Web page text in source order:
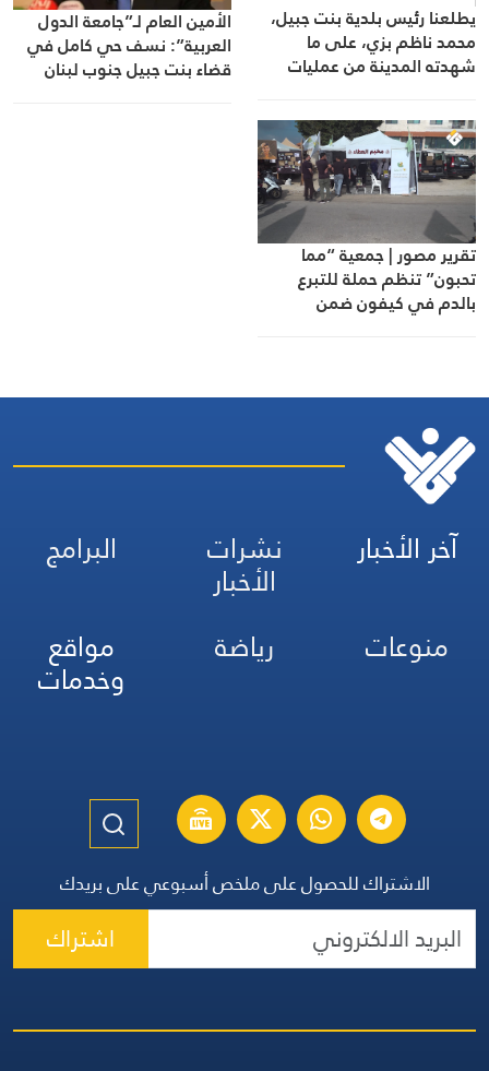
يطلعنا رئيس بلدية بنت جبيل،
محمد ناظم بزي، على ما
شهدته المدينة من عمليات
الإسرائيلية، وحجم الأضرار التي
لحقت بها.
الأمين العام لـ”جامعة الدول
العربية”: نسف حي كامل في
قضاء بنت جبيل جنوب لبنان
تقرير مصور | جمعية “مما
تحبون” تنظم حملة للتبرع
بالدم في كيفون ضمن
آخر الأخبار نشرات
الأخبار
البرامج
منوعات
رياضة مواقع
وخدمات
الاشتراك للحصول على ملخص أسبوعي على بريدك
اشتراك